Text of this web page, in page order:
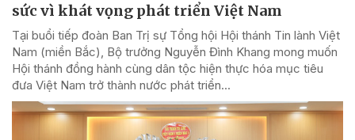
sức vì khát vọng phát triển Việt Nam
Tại buổi tiếp đoàn Ban Trị sự Tổng hội Hội thánh Tin lành Việt
Nam (miền Bắc), Bộ trưởng Nguyễn Đình Khang mong muốn
Hội thánh đồng hành cùng dân tộc hiện thực hóa mục tiêu
đưa Việt Nam trở thành nước phát triển...